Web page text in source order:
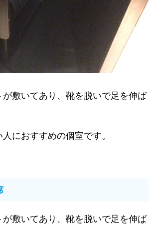
が敷いてあり、靴を脱いで足を伸ば
におすすめの個室です。
が敷いてあり、靴を脱いで足を伸ば